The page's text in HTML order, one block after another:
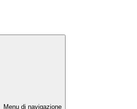
Menu di navigazione